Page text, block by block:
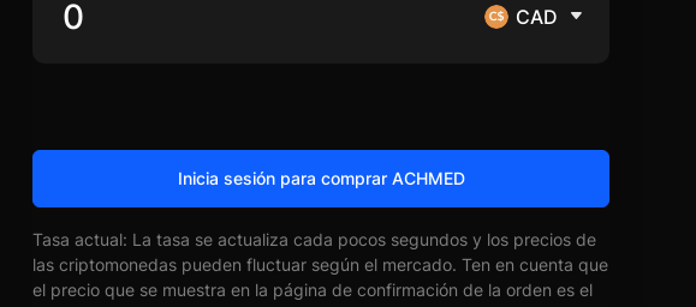
CAD
Inicia sesión para comprar ACHMED
Tasa actual: La tasa se actualiza cada pocos segundos y los precios de
las criptomonedas pueden fluctuar según el mercado. Ten en cuenta que
el precio que se muestra en la página de confirmación de la orden es el